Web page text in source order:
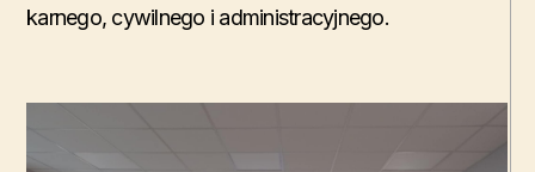
karnego, cywilnego i administracyjnego.